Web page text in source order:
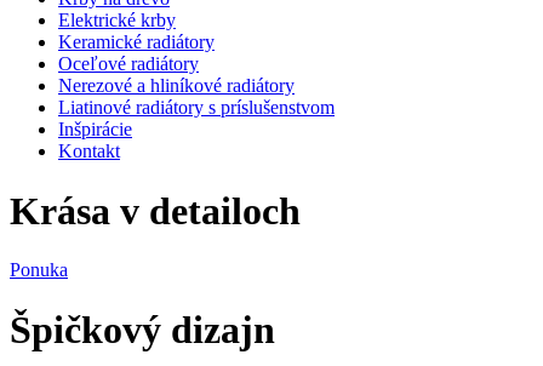
Elektrické krby
Keramické radiátory
Oceľové radiátory
Nerezové a hliníkové radiátory
Liatinové radiátory s príslušenstvom
Inšpirácie
Kontakt
Krása v detailoch
Ponuka
Špičkový dizajn